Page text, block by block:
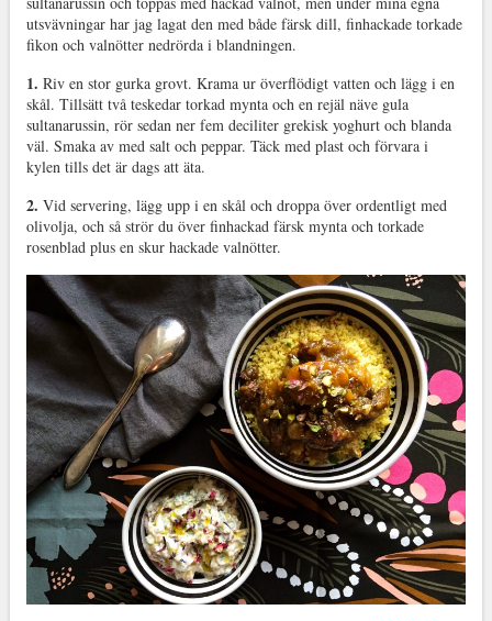
utsvävningar har jag lagat den med både färsk dill, finhackade torkade
fikon och valnötter nedrörda i blandningen.
1. Riv en stor gurka grovt. Krama ur överflödigt vatten och lägg i en
skål. Tillsätt två teskedar torkad mynta och en rejäl näve gula
sultanarussin, rör sedan ner fem deciliter grekisk yoghurt och blanda
väl. Smaka av med salt och peppar. Täck med plast och förvara i
kylen tills det är dags att äta.
2. Vid servering, lägg upp i en skål och droppa över ordentligt med
olivolja, och så strör du över finhackad färsk mynta och torkade
rosenblad plus en skur hackade valnötter.